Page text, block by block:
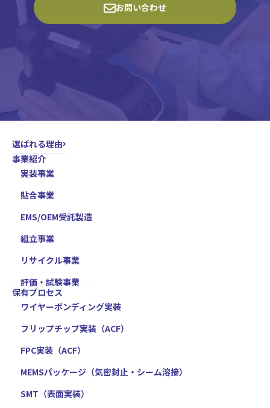
お問い合わせ
選ばれる理由
事業紹介
実装事業
貼合事業
EMS/OEM受託製造
組立事業
リサイクル事業
評価・試験事業
保有プロセス
ワイヤーボンディング実装
フリップチップ実装（ACF）
FPC実装（ACF）
MEMSパッケージ（気密封止・シーム溶接）
SMT（表面実装）